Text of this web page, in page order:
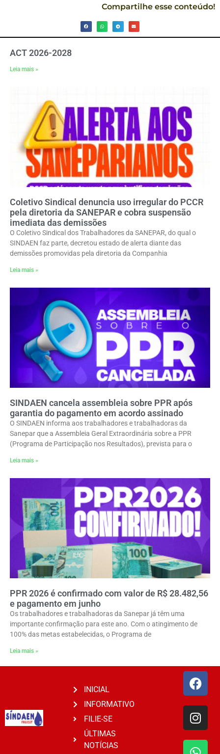
Compartilhe esse conteúdo!
ACT 2026-2028
Leia mais »
Coletivo Sindical denuncia uso irregular do PCCR
pela diretoria da SANEPAR e cobra suspensão
imediata das demissões
O Coletivo Sindical dos Trabalhadores da SANEPAR, do qual o
SINDAEN faz parte, decretou estado de alerta diante das
demissões promovidas pela diretoria da Companhia
Leia mais »
SINDAEN cancela assembleia sobre PPR após
garantia do pagamento em acordo assinado
O SINDAEN informa aos trabalhadores e trabalhadoras da
Sanepar que a Assembleia Geral Extraordinária sobre a PPR
(Programa de Participação nos Resultados), prevista para o
Leia mais »
PPR 2026 é confirmado com valor de R$ 28.482,56
e pagamento em junho
Os trabalhadores e trabalhadoras da Sanepar já têm uma
importante confirmação para este ano. Com o atingimento de
100% das metas estabelecidas, o Programa de
Leia mais »
INICIAL
INFORMATIVO
FILIE-SE
ÚLTIMAS
NOTÍCIAS